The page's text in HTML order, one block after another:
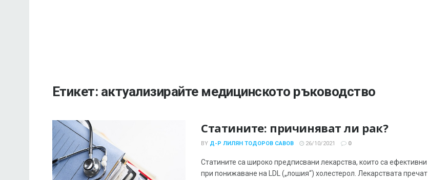
Етикет: актуализирайте медицинското ръководство
Статините: причиняват ли рак?
BY Д-Р ЛИЛЯН ТОДОРОВ САВОВ 26/10/2021 0
Статините са широко предписвани лекарства, които са ефективни
при понижаване на LDL („лошия“) холестерол. Лекарствата пречат